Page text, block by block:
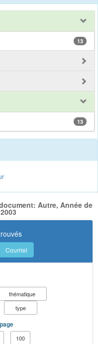
13
13
Autre, Année de
Courriel
thématique
type
100